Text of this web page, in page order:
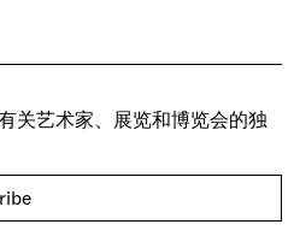
关艺术家、展览和博览会的独